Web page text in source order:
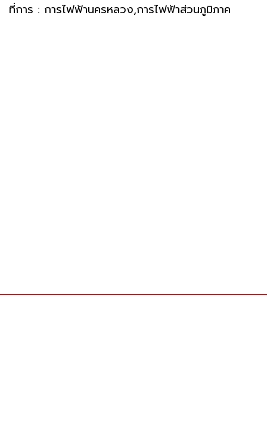
ที่การ : การไฟฟ้านครหลวง,การไฟฟ้าส่วนภูมิภาค